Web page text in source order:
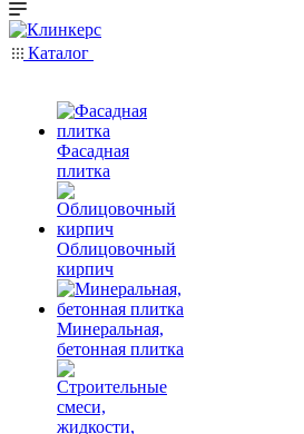
Каталог
Фасадная
плитка
Облицовочный
кирпич
Минеральная,
бетонная плитка